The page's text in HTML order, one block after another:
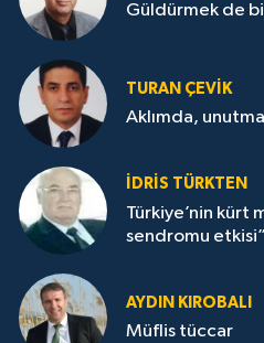
Güldürmek de
TURAN ÇEVİK
Aklımda,
İDRİS TÜRKTEN
Türkiye’nin kürt
sendromu etkisi”
AYDIN KIROBALI
Müflis tüccar